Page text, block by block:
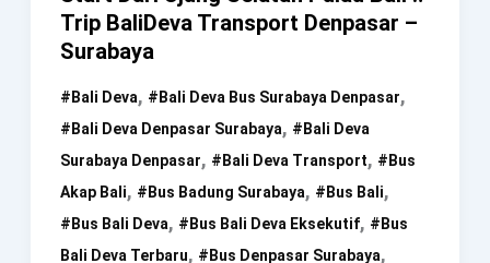
Trip BaliDeva Transport Denpasar –
Surabaya
#bali Deva, #bali Deva Bus Surabaya Denpasar,
#bali Deva Denpasar Surabaya, #bali Deva
Surabaya Denpasar, #bali Deva Transport, #bus
Akap Bali, #bus Badung Surabaya, #bus Bali,
#bus Bali Deva, #bus Bali Deva Eksekutif, #bus
Bali Deva Terbaru, #bus Denpasar Surabaya,